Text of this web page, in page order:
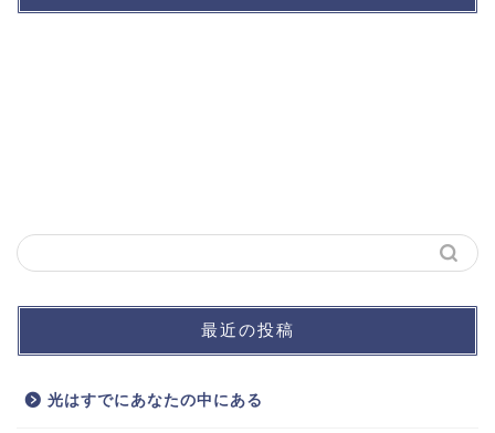
最近の投稿
光はすでにあなたの中にある